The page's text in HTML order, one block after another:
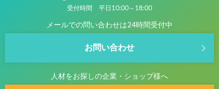
受付時間 平日10:00～18:00
メールでの問い合わせは24時間受付中
お問い合わせ
人材をお探しの企業・ショップ様へ